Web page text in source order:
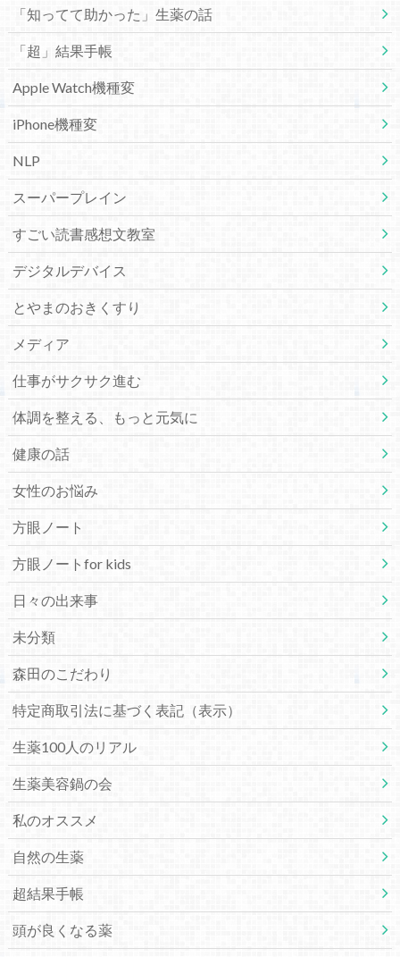
「知ってて助かった」生薬の話
「超」結果手帳
Apple Watch機種変
iPhone機種変
NLP
スーパープレイン
すごい読書感想文教室
デジタルデバイス
とやまのおきくすり
メディア
仕事がサクサク進む
体調を整える、もっと元気に
健康の話
女性のお悩み
方眼ノート
方眼ノートfor kids
日々の出来事
未分類
森田のこだわり
特定商取引法に基づく表記（表示）
生薬100人のリアル
生薬美容鍋の会
私のオススメ
自然の生薬
超結果手帳
頭が良くなる薬